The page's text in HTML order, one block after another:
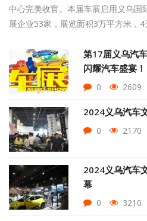
中心完美收官。本届车展启用义乌国
展企业53家，展览面积3万平方米，
第17届义乌汽
闪耀汽车盛宴！
0 2609
2024义乌汽车
0 2170
2024义乌汽车
幕
0 3210